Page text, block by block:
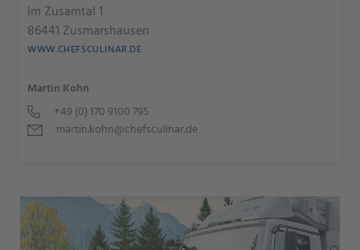
Im Zusamtal 1
86441 Zusmarshausen
WWW.CHEFSCULINAR.DE
Martin Kohn
+49 (0) 170 9100 795
martin.kohn@chefsculinar.de